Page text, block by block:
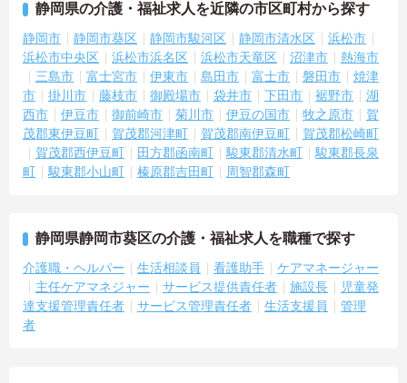
・施設内には看護師が24時間常駐しており、急変時の対応や専門的
な医療処置は看護師が担当するため負担が減ります
・介護スタッフと看護スタッフの比率が1対1で相談しやすく、初任
者研修や実務者研修からでも着実に専門性を高められます
＜残業月7時間以下で身体の負担を軽減！＞
・常勤で働くスタッフの比率が90パーセント以上と高く、急なシフ
ト変更や無理な長時間勤務が発生しにくい人員体制です
・訪問スケジュールに沿って施設内でのケアを行うため、月平均の
残業時間は5時間から7時間程度とかなり少なめに抑えられます
・夜勤明けの翌日は原則としてお休みとなるシフト編成が組まれて
かりと給与に反映されるためモチベーションを維持できます
例も多数あり、腰を据えて長期的なキャリア形成が可能です
静岡県の介護・福祉求人を近隣の市区町村から探す
静岡市 静岡市葵区 静岡市駿河区 静岡市清水区
浜松市
浜松市中央区
浜松市浜名区 浜松市天竜区 沼津市
熱海市
三島市
富士宮市 伊東市 島田市 富士市 磐田市
焼津
市
掛川市 藤枝市 御殿場市 袋井市 下田市 裾野市
湖
西市
伊豆市 御前崎市 菊川市 伊豆の国市 牧之原市
賀
茂郡東伊豆町
賀茂郡河津町 賀茂郡南伊豆町
賀茂郡松崎町
賀茂郡西伊豆町
田方郡函南町 駿東郡清水町
駿東郡長泉
町
駿東郡小山町 榛原郡吉田町 周智郡森町
静岡県静岡市葵区の介護・福祉求人を職種で探す
介護職・ヘルパー 生活相談員 看護助手
ケアマネージャー
主任ケアマネジャー
サービス提供責任者 施設長
児童発
達支援管理責任者
サービス管理責任者 生活支援員
管理
者